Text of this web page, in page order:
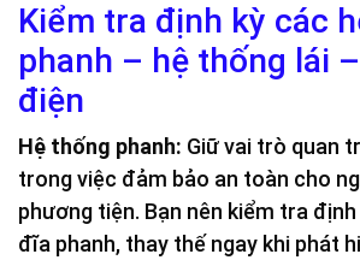
Kiểm tra định kỳ các
phanh – hệ thống lái
điện
Hệ thống phanh: Giữ vai trò quan
trong việc đảm bảo an toàn cho
phương tiện. Bạn nên kiểm tra
đĩa phanh, thay thế ngay khi phát